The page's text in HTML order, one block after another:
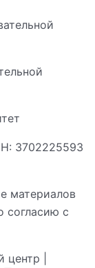
3702225593
материалов
согласию с
|